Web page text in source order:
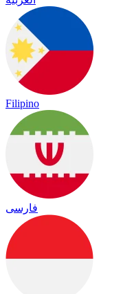
Filipino
فارسی